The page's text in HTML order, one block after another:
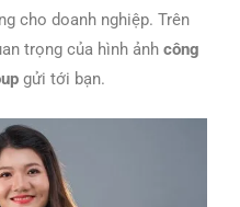
cho doanh nghiệp. Trên
trọng của hình ảnh công
gửi tới bạn.